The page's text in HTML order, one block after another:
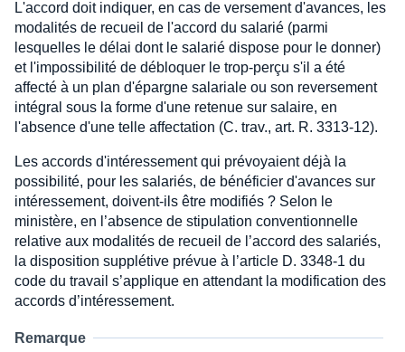
L'accord doit indiquer, en cas de versement d'avances, les
modalités de recueil de l'accord du salarié (parmi
lesquelles le délai dont le salarié dispose pour le donner)
et l'impossibilité de débloquer le trop-perçu s'il a été
affecté à un plan d'épargne salariale ou son reversement
intégral sous la forme d'une retenue sur salaire, en
l'absence d'une telle affectation (C. trav., art. R. 3313-12).
Les accords d'intéressement qui prévoyaient déjà la
possibilité, pour les salariés, de bénéficier d'avances sur
intéressement, doivent-ils être modifiés ? Selon le
ministère, en l’absence de stipulation conventionnelle
relative aux modalités de recueil de l’accord des salariés,
la disposition supplétive prévue à l’article D. 3348-1 du
code du travail s’applique en attendant la modification des
accords d’intéressement.
Remarque